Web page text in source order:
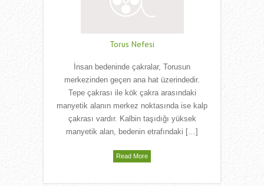
Torus Nefesi
İnsan bedeninde çakralar, Torusun
merkezinden geçen ana hat üzerindedir.
Tepe çakrası ile kök çakra arasındaki
manyetik alanın merkez noktasında ise kalp
çakrası vardır. Kalbin taşıdığı yüksek
manyetik alan, bedenin etrafındaki […]
Read More